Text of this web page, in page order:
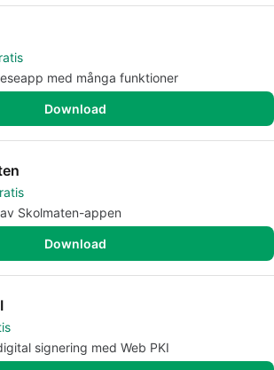
med många funktioner
Download
Skolmaten-appen
Download
signering med Web PKI